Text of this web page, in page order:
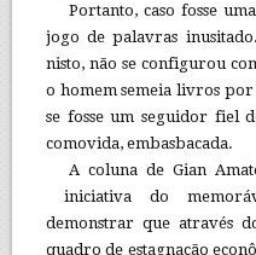
Portanto, caso fosse
jogo de palavras
nisto, não se configurou
o homem semeia livros por
se fosse um seguidor fiel
comovida, embasbacada.
A coluna de Gian
iniciativa do
demonstrar que através
quadro de estagnação